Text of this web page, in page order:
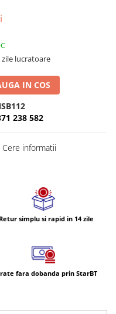
zile lucratoare
IN COS
238 582
Cere informatii
Retur simplu si rapid in 14 zile
fara dobanda prin StarBT